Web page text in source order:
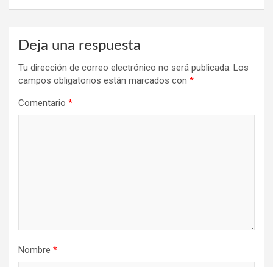
Deja una respuesta
Tu dirección de correo electrónico no será publicada. Los
campos obligatorios están marcados con *
Comentario *
Nombre *